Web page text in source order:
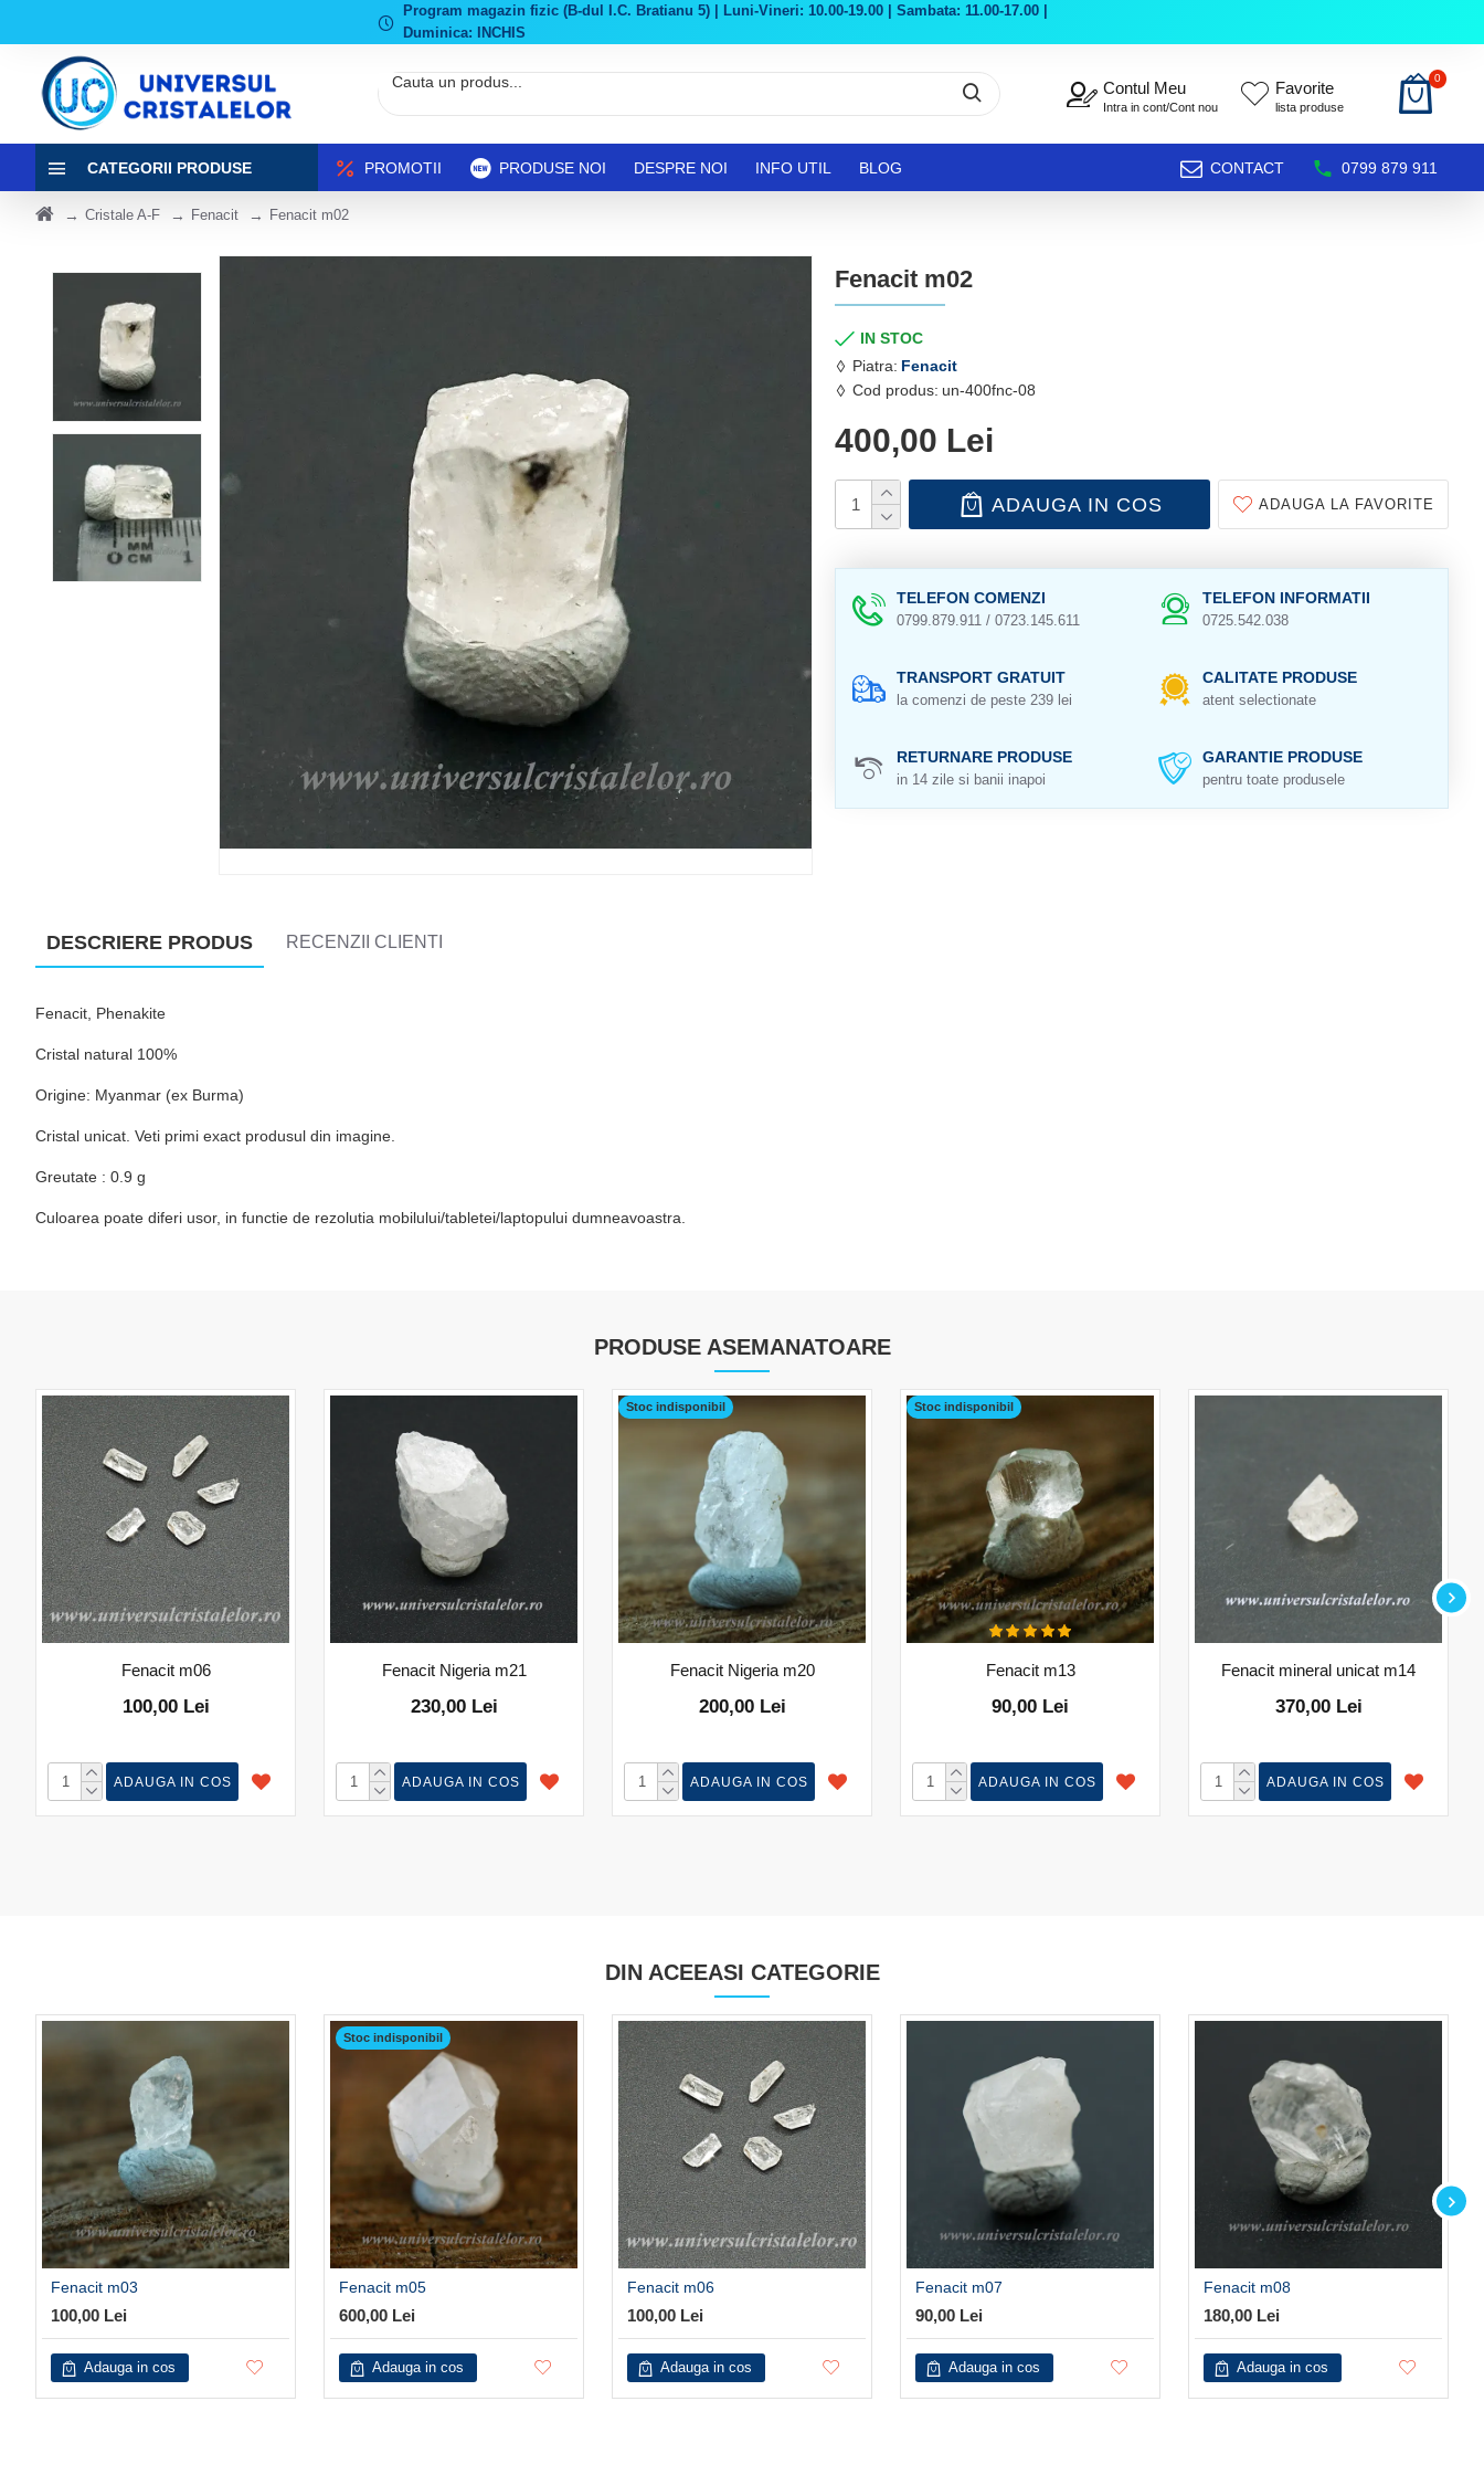
Program magazin fizic (B-dul I.C. Bratianu 5) | Luni-Vineri: 10.00-19.00 | Sambata: 11.00-17.00 |
Duminica: INCHIS
Contul Meu
Intra in cont/Cont nou
Favorite
lista produse
0
CATEGORII PRODUSE PROMOTII PRODUSE NOI DESPRE NOI INFO UTIL BLOG CONTACT 0799 879 911
Cristale A-F Fenacit Fenacit m02
Fenacit m02
IN STOC
Piatra: Fenacit
Cod produs: un-400fnc-08
400,00 Lei
ADAUGA IN COS ADAUGA LA FAVORITE
TELEFON COMENZI
0799.879.911 / 0723.145.611
TELEFON INFORMATII
0725.542.038
TRANSPORT GRATUIT
la comenzi de peste 239 lei
CALITATE PRODUSE
atent selectionate
RETURNARE PRODUSE
in 14 zile si banii inapoi
GARANTIE PRODUSE
pentru toate produsele
DESCRIERE PRODUS RECENZII CLIENTI
Fenacit, Phenakite
Cristal natural 100%
Origine: Myanmar (ex Burma)
Cristal unicat. Veti primi exact produsul din imagine.
Greutate : 0.9 g
Culoarea poate diferi usor, in functie de rezolutia mobilului/tabletei/laptopului dumneavoastra.
PRODUSE ASEMANATOARE
Fenacit m06
100,00 Lei
ADAUGA IN COS
Fenacit Nigeria m21
230,00 Lei
ADAUGA IN COS
Stoc indisponibil
Fenacit Nigeria m20
200,00 Lei
ADAUGA IN COS
Stoc indisponibil
Fenacit m13
90,00 Lei
ADAUGA IN COS
Fenacit mineral unicat m14
370,00 Lei
ADAUGA IN COS
DIN ACEEASI CATEGORIE
Fenacit m03
100,00 Lei
Adauga in cos
Stoc indisponibil
Fenacit m05
600,00 Lei
Adauga in cos
Fenacit m06
100,00 Lei
Adauga in cos
Fenacit m07
90,00 Lei
Adauga in cos
Fenacit m08
180,00 Lei
Adauga in cos